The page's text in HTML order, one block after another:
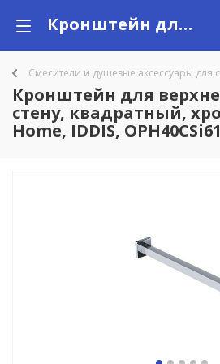
Кронштейн для верхнего душа в стену, квадратный, хром, Optima Home, IDDIS, OPH40CSi61 купить в Алматы с доставкой по Казахстану, цены
Смесители и душевые аксессуары для
Кронштейн для
стену, квадратный,
Home, IDDIS, OPH40CSi61